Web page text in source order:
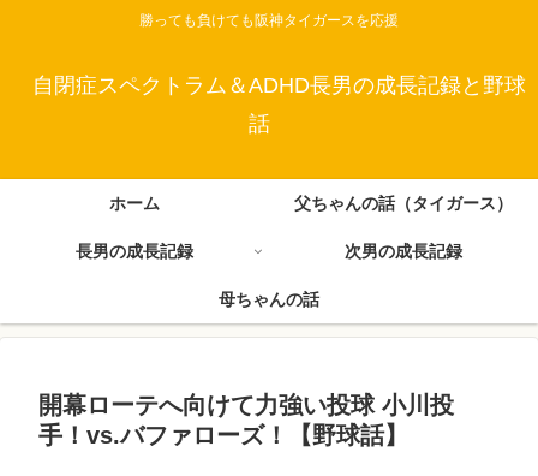
勝っても負けても阪神タイガースを応援
自閉症スペクトラム＆ADHD長男の成長記録と野球
話
ホーム 父ちゃんの話（タイガース）
長男の成長記録 次男の成長記録
母ちゃんの話
開幕ローテへ向けて力強い投球 小川投
手！vs.バファローズ！【野球話】